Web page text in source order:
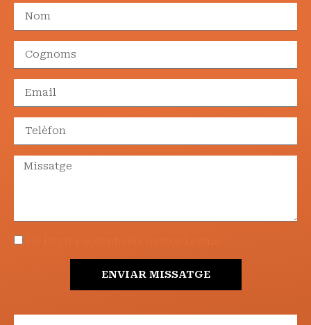
ENVIAR MISSATGE